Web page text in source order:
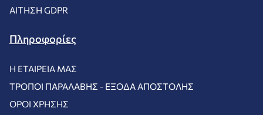
ΑΊΤΗΣΗ GDPR
Πληροφορίες
Η ΕΤΑΙΡΕΊΑ ΜΑΣ
ΤΡΌΠΟΙ ΠΑΡΑΛΑΒΉΣ - ΈΞΟΔΑ ΑΠΟΣΤΟΛΉΣ
ΌΡΟΙ ΧΡΉΣΗΣ